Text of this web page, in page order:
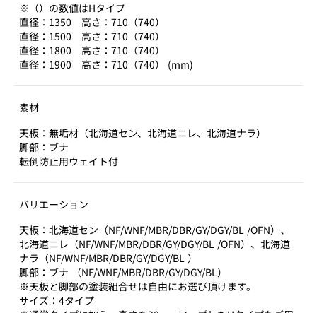
※（）の数値はHタイプ
直径：1350 高さ：710（740）
直径：1500 高さ：710（740）
直径：1800 高さ：710（740）
直径：1900 高さ：710（740） (mm)
素材
天板：無垢材（北海道セン、北海道ニレ、北海道ナラ）
脚部：ブナ
転倒防止用ウェイト付
バリエーション
天板：北海道セン（NF/WNF/MBR/DBR/GY/DGY/BL /OFN）、
北海道ニレ（NF/WNF/MBR/DBR/GY/DGY/BL /OFN）、北海道
ナラ（NF/WNF/MBR/DBR/GY/DGY/BL ）
脚部：ブナ （NF/WNF/MBR/DBR/GY/DGY/BL）
※天板と脚部の塗装組合せは自由にお選び頂けます。
サイズ：4タイプ